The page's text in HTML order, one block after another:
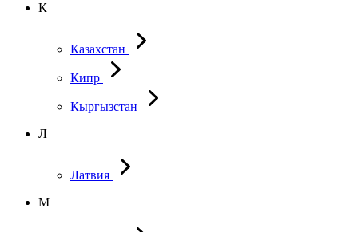
К
Казахстан
Кипр
Кыргызстан
Л
Латвия
М